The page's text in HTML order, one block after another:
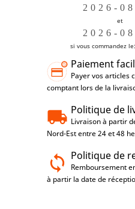
et
si vous commandez
Paiement
Payer vos articles
comptant lors de la
Politique de
Livraison à partir
Nord-Est entre 24 et 48
Politique de
Remboursement
à partir la date de